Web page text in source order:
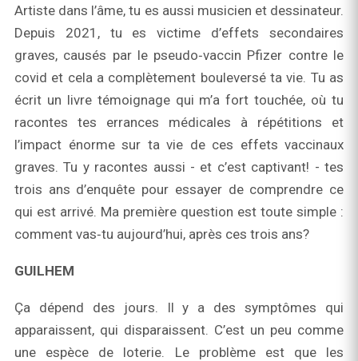
Artiste dans l’âme, tu es aussi musicien et dessinateur.
Depuis 2021, tu es victime d’effets secondaires
graves, causés par le pseudo‑vaccin Pfizer contre le
covid et cela a complètement bouleversé ta vie. Tu as
écrit un livre témoignage qui m’a fort touchée, où tu
racontes tes errances médicales à répétitions et
l’impact énorme sur ta vie de ces effets vaccinaux
graves. Tu y racontes aussi - et c’est captivant! - tes
trois ans d’enquête pour essayer de comprendre ce
qui est arrivé. Ma première question est toute simple :
comment vas‑tu aujourd’hui, après ces trois ans?
GUILHEM
Ça dépend des jours. Il y a des symptômes qui
apparaissent, qui disparaissent. C’est un peu comme
une espèce de loterie. Le problème est que les